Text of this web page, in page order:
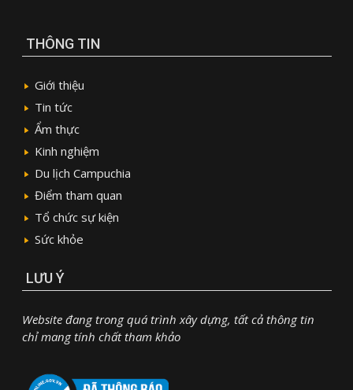
THÔNG TIN
Giới thiệu
Tin tức
Ẩm thực
Kinh nghiệm
Du lịch Campuchia
Điểm tham quan
Tổ chức sự kiện
Sức khỏe
LƯU Ý
Website đang trong quá trình xây dựng, tất cả thông tin
chỉ mang tính chất tham khảo